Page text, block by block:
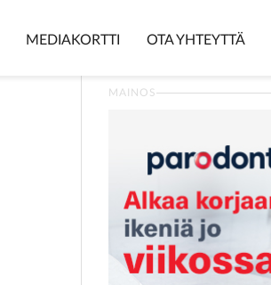
MEDIAKORTTI OTA YHTEYTTÄ
MAINOS